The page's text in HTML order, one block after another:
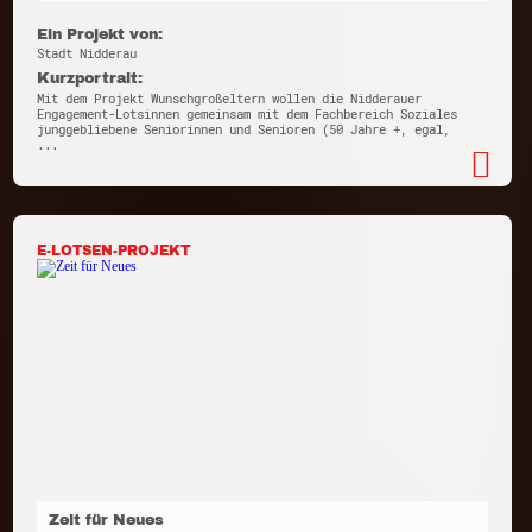
Ein Projekt von:
Stadt Nidderau
Kurzportrait:
Mit dem Projekt Wunschgroßeltern wollen die Nidderauer
Engagement-Lotsinnen gemeinsam mit dem Fachbereich Soziales
junggebliebene Seniorinnen und Senioren (50 Jahre +, egal,
...
E-LOTSEN-PROJEKT
Zeit für Neues